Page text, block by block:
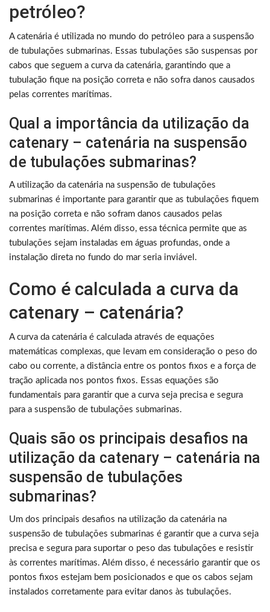
petróleo?
A catenária é utilizada no mundo do petróleo para a suspensão
de tubulações submarinas. Essas tubulações são suspensas por
cabos que seguem a curva da catenária, garantindo que a
tubulação fique na posição correta e não sofra danos causados
pelas correntes marítimas.
Qual a importância da utilização da
catenary – catenária na suspensão
de tubulações submarinas?
A utilização da catenária na suspensão de tubulações
submarinas é importante para garantir que as tubulações fiquem
na posição correta e não sofram danos causados pelas
correntes marítimas. Além disso, essa técnica permite que as
tubulações sejam instaladas em águas profundas, onde a
instalação direta no fundo do mar seria inviável.
Como é calculada a curva da
catenary – catenária?
A curva da catenária é calculada através de equações
matemáticas complexas, que levam em consideração o peso do
cabo ou corrente, a distância entre os pontos fixos e a força de
tração aplicada nos pontos fixos. Essas equações são
fundamentais para garantir que a curva seja precisa e segura
para a suspensão de tubulações submarinas.
Quais são os principais desafios na
utilização da catenary – catenária na
suspensão de tubulações
submarinas?
Um dos principais desafios na utilização da catenária na
suspensão de tubulações submarinas é garantir que a curva seja
precisa e segura para suportar o peso das tubulações e resistir
às correntes marítimas. Além disso, é necessário garantir que os
pontos fixos estejam bem posicionados e que os cabos sejam
instalados corretamente para evitar danos às tubulações.